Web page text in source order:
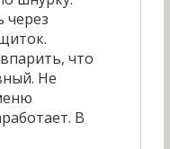
через
что
Не
В